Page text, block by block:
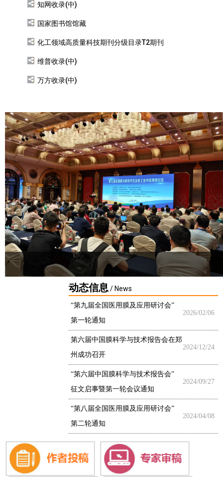
知网收录(中)
国家图书馆馆藏
化工领域高质量科技期刊分级目录T2期刊
维普收录(中)
万方收录(中)
动态信息/ News
“第九届全国医用膜及应用研讨会”
第一轮通知
2026/02/06
“第六届中国膜科学与技术报告会”
征文启事暨第一轮会议通知
2024/09/27
“第八届全国医用膜及应用研讨会”
第二轮通知
2024/04/08
2024年第八届医药会第一轮通知
第十一届《膜科学与技术》编委会第
三次会议在大连召开
2023/05/24
会讯丨膜聚金陵，共探“双碳”新路径
——第二届膜科学与技术在“双碳”战略